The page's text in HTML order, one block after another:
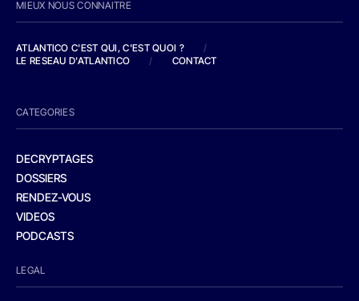
MIEUX NOUS CONNAITRE
ATLANTICO C'EST QUI, C'EST QUOI ?
/
LE RESEAU D'ATLANTICO
/ CONTACT
CATEGORIES
DECRYPTAGES
DOSSIERS
RENDEZ-VOUS
VIDEOS
PODCASTS
LEGAL